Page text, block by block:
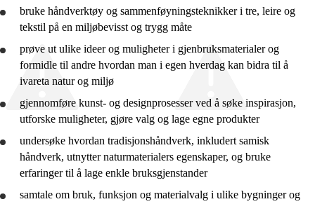
Grunnleggende ferdigheter
4. trinn
7. trinn
10. trinn
bruke håndverktøy og sammenføyningsteknikker i tre, leire og
tekstil på en miljøbevisst og trygg måte
prøve ut ulike ideer og muligheter i gjenbruksmaterialer og
formidle til andre hvordan man i egen hverdag kan bidra til å
ivareta natur og miljø
gjennomføre kunst- og designprosesser ved å søke inspirasjon,
utforske muligheter, gjøre valg og lage egne produkter
undersøke hvordan tradisjonshåndverk, inkludert samisk
håndverk, utnytter naturmaterialers egenskaper, og bruke
erfaringer til å lage enkle bruksgjenstander
samtale om bruk, funksjon og materialvalg i ulike bygninger og